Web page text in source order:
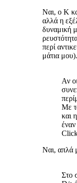
Ναι, ο Κ
αλλά η
δυναμική
περί
μάτια μου).
Αν
Με
και
Ναι, απλά
Στο